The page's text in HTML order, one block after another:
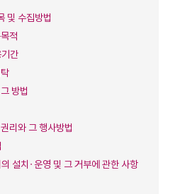
및 수집방법
적
간
방법
리와 그 행사방법
설치∙운영 및 그 거부에 관한 사항